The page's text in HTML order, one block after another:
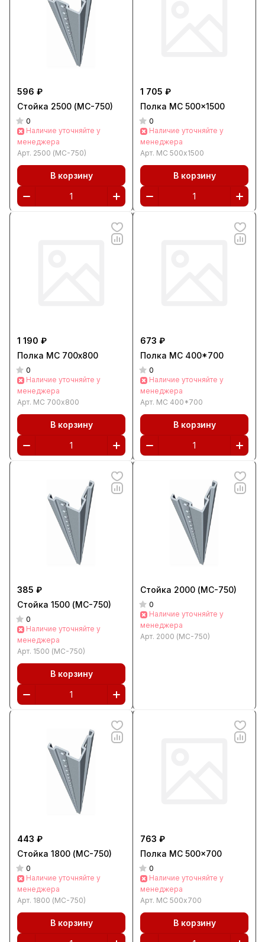
596 ₽
Стойка 2500 (МС-750)
0
Наличие уточняйте у
менеджера
Арт. 2500 (МС-750)
В корзину
1 705 ₽
Полка МС 500x1500
0
Наличие уточняйте у
менеджера
Арт. МС 500x1500
В корзину
1 190 ₽
Полка МС 700х800
0
Наличие уточняйте у
менеджера
Арт. МС 700х800
В корзину
673 ₽
Полка МС 400*700
0
Наличие уточняйте у
менеджера
Арт. МС 400*700
В корзину
385 ₽
Стойка 1500 (МС-750)
0
Наличие уточняйте у
менеджера
Арт. 1500 (МС-750)
В корзину
Стойка 2000 (МС-750)
0
Наличие уточняйте у
менеджера
Арт. 2000 (МС-750)
443 ₽
Стойка 1800 (МС-750)
0
Наличие уточняйте у
менеджера
Арт. 1800 (МС-750)
В корзину
763 ₽
Полка МС 500x700
0
Наличие уточняйте у
менеджера
Арт. МС 500x700
В корзину